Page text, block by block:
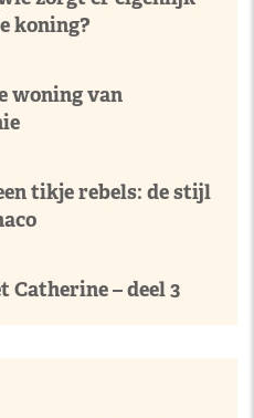
koning?
woning van
tikje rebels: de stijl
Catherine – deel 3